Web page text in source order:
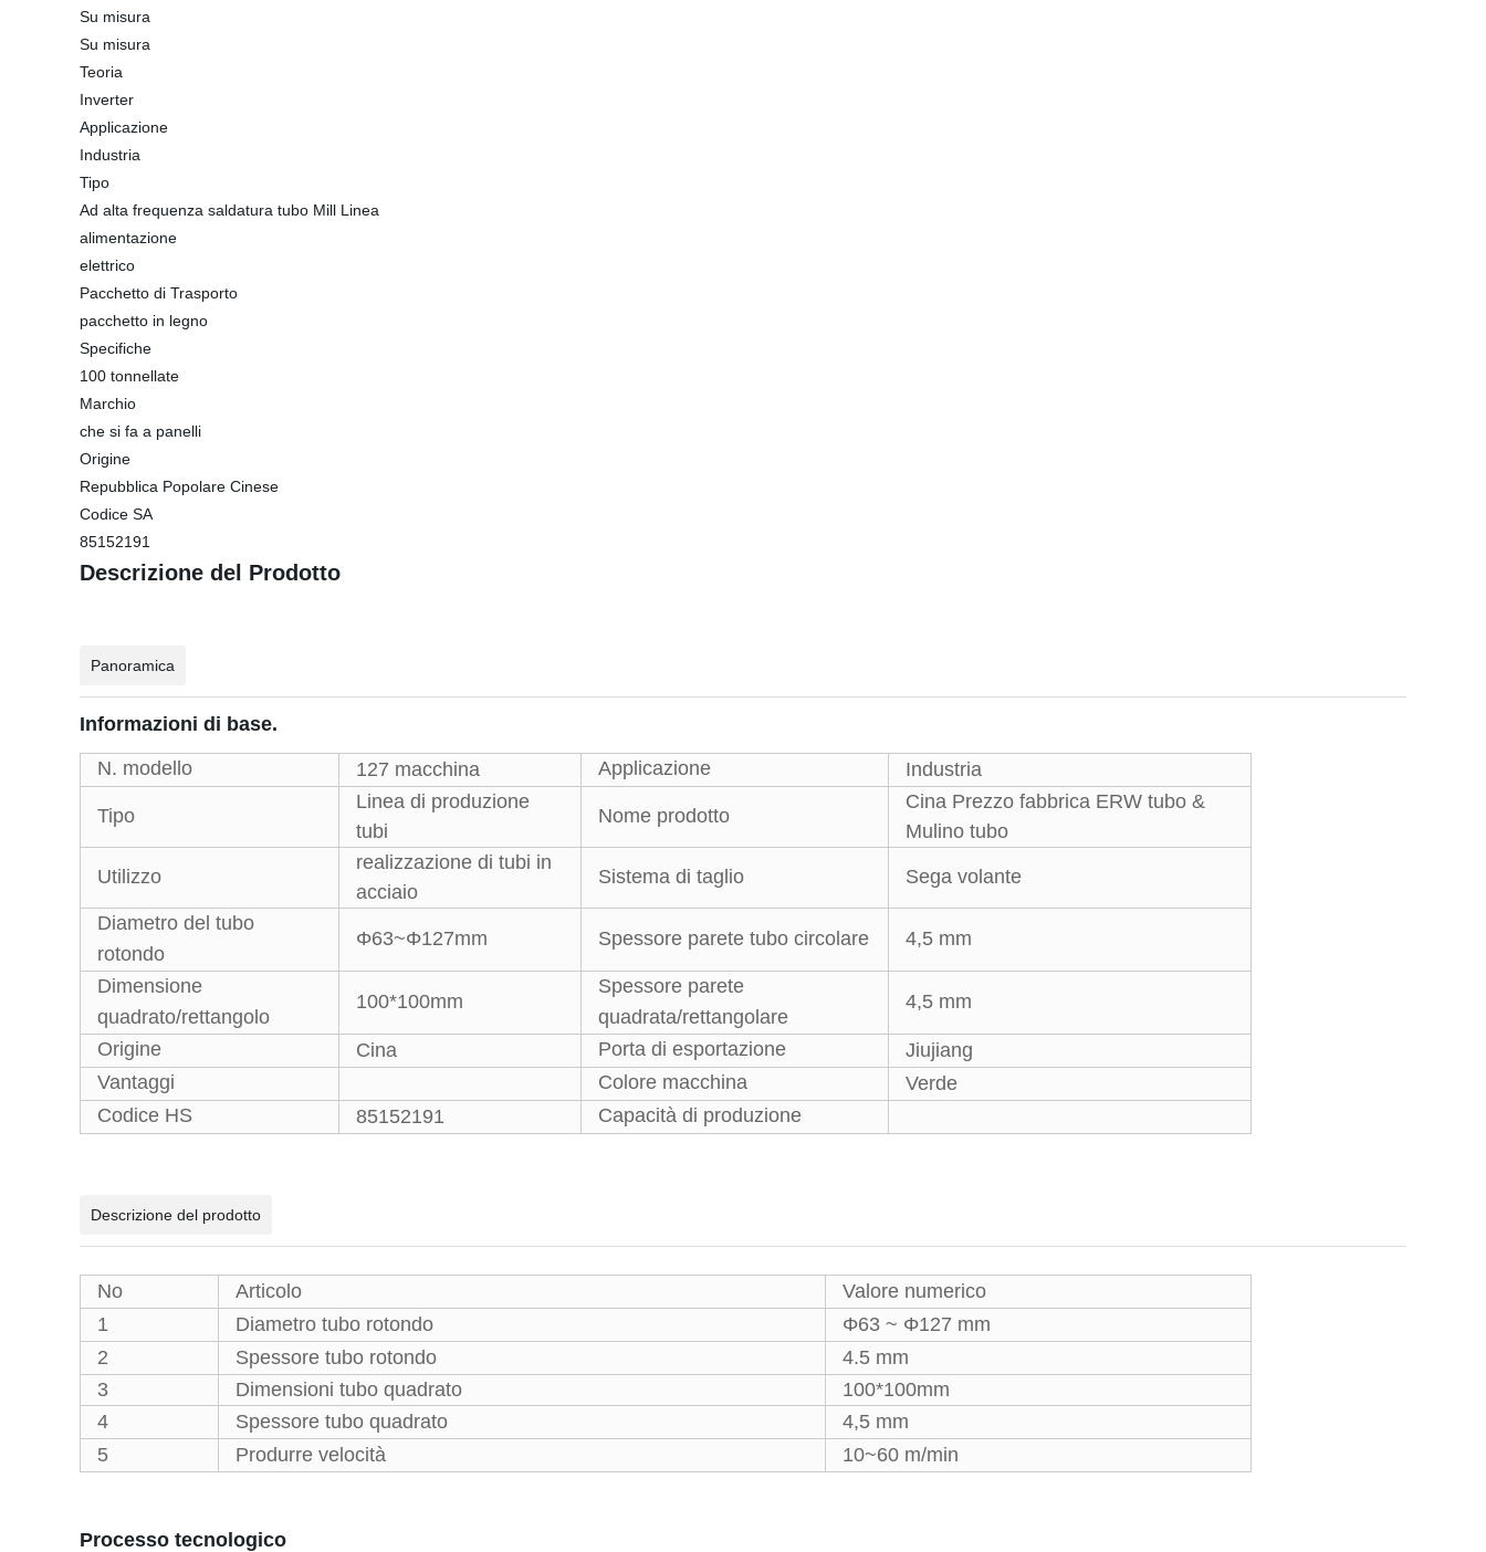
Su misura
Su misura
Teoria
Inverter
Applicazione
Industria
Tipo
Ad alta frequenza saldatura tubo Mill Linea
alimentazione
elettrico
Pacchetto di Trasporto
pacchetto in legno
Specifiche
100 tonnellate
Marchio
che si fa a panelli
Origine
Repubblica Popolare Cinese
Codice SA
85152191
Descrizione del Prodotto
Panoramica
Informazioni di base.
N. modello
127 macchina Applicazione Industria
Tipo
Linea di produzione
tubi
Nome prodotto
Cina Prezzo fabbrica ERW tubo &
Mulino tubo
Utilizzo
realizzazione di tubi in
acciaio
Sistema di taglio Sega volante
Diametro del tubo
rotondo
Φ63~Φ127mm Spessore parete tubo circolare 4,5 mm
Dimensione
quadrato/rettangolo
100*100mm
Spessore parete
quadrata/rettangolare
4,5 mm
Origine Cina Porta di esportazione
Jiujiang
Vantaggi
Colore macchina
Verde
Codice HS
85152191 Capacità di produzione
Descrizione del prodotto
No Articolo
Valore numerico
1
Diametro tubo rotondo
Φ63 ~ Φ127 mm
2
Spessore tubo rotondo
4.5 mm
3
Dimensioni tubo quadrato
100*100mm
4
Spessore tubo quadrato
4,5 mm
5
Produrre velocità 10~60 m/min
Processo tecnologico